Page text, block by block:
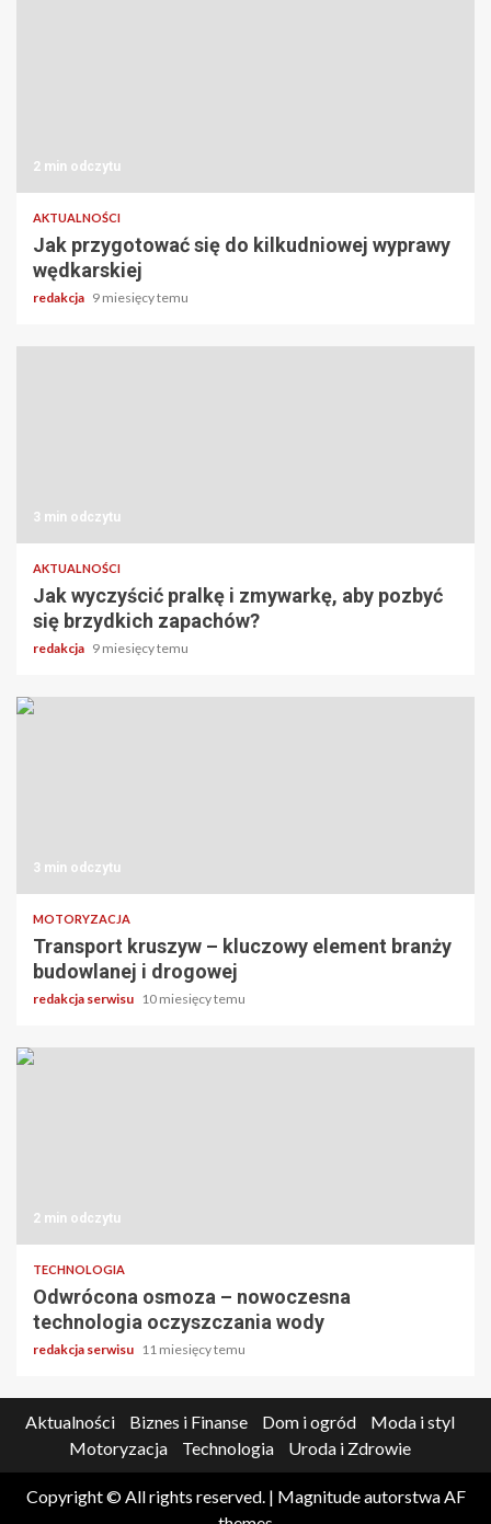
2 min odczytu
AKTUALNOŚCI
Jak przygotować się do kilkudniowej wyprawy
wędkarskiej
redakcja 9 miesięcy temu
3 min odczytu
AKTUALNOŚCI
Jak wyczyścić pralkę i zmywarkę, aby pozbyć
się brzydkich zapachów?
redakcja 9 miesięcy temu
3 min odczytu
MOTORYZACJA
Transport kruszyw – kluczowy element branży
budowlanej i drogowej
redakcja serwisu 10 miesięcy temu
2 min odczytu
TECHNOLOGIA
Odwrócona osmoza – nowoczesna
technologia oczyszczania wody
redakcja serwisu 11 miesięcy temu
Aktualności Biznes i Finanse Dom i ogród
Moda i styl
Motoryzacja
Technologia Uroda i Zdrowie
Copyright © All rights reserved. | Magnitudeautorstwa AF